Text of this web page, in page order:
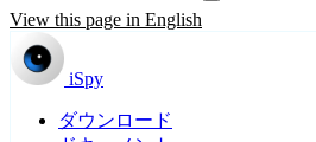
View this page in English
iSpy
ダウンロード